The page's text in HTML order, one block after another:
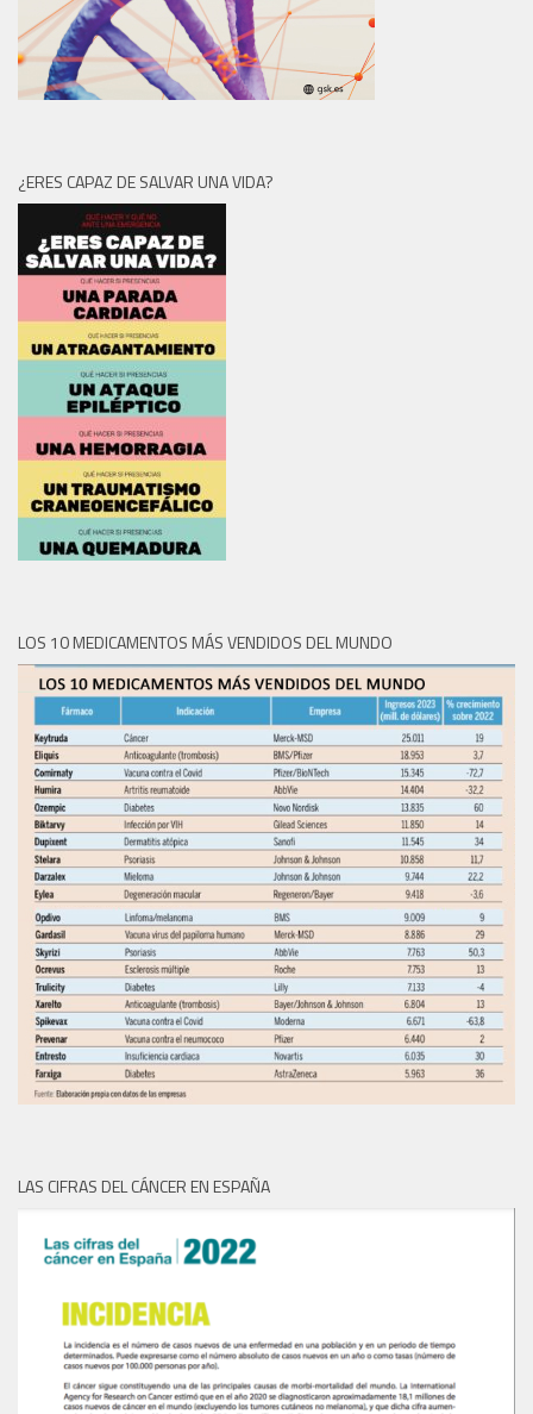
¿ERES CAPAZ DE SALVAR UNA VIDA?
LOS 10 MEDICAMENTOS MÁS VENDIDOS DEL MUNDO
LAS CIFRAS DEL CÁNCER EN ESPAÑA